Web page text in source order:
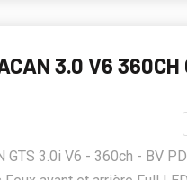
3.0 V6 360CH
GTS 3.0i V6 - 360ch - BV